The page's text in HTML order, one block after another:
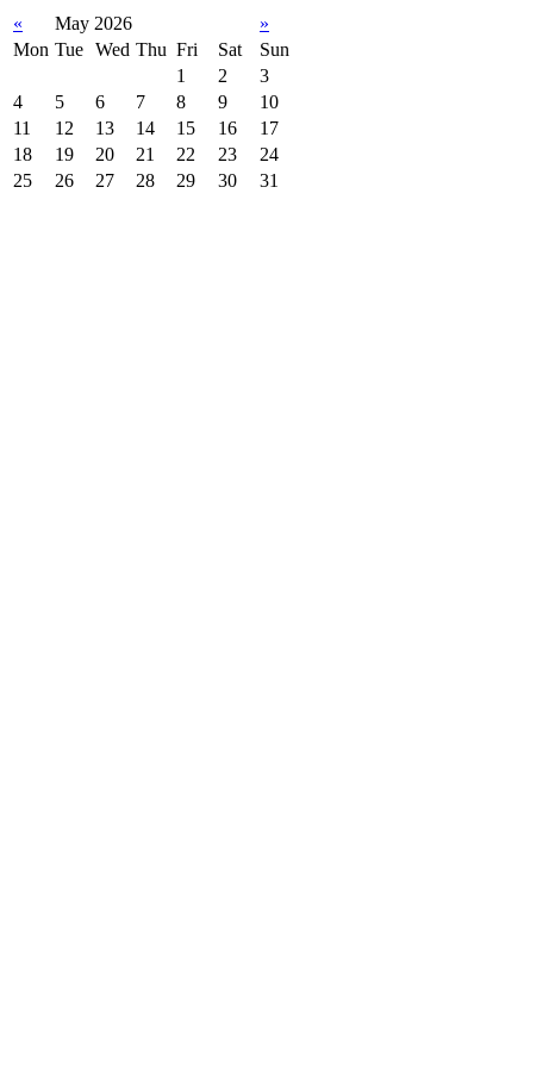
« May 2026
»
Mon Tue Wed Thu Fri Sat
Sun
1
2
3
4
5 6 7 8 9
10
11
12 13 14 15 16
17
18
19 20 21 22 23
24
25
26 27 28 29 30 31